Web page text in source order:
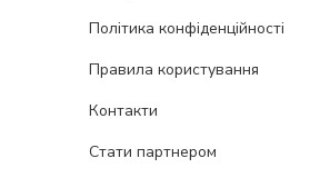
Політика конфіденційності
Правила користування
Контакти
Стати партнером